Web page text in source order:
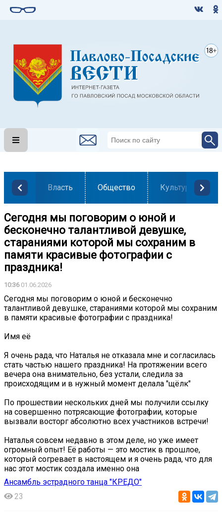
Власть Общество Культура
Сегодня мы поговорим о юной и
бесконечно талантливой девушке,
стараниями которой мы сохраним в
памяти красивые фотографии с
праздника!
10:3601.06.2026
Сегодня мы поговорим о юной и бесконечно
талантливой девушке, стараниями которой мы сохраним
в памяти красивые фотографии с праздника!
️Имя её
Я очень рада, что Наталья не отказала мне и согласилась
стать частью нашего праздника! На протяжении всего
вечера она внимательно, без устали, следила за
происходящим и в нужный момент делала "щëлк"
По прошествии нескольких дней мы получили ссылку
на совершенно потрясающие фотографии, которые
вызвали восторг абсолютно всех участников встречи!
Наталья совсем недавно в этом деле, но уже имеет
огромный опыт! Её работы — это мостик в прошлое,
который согревает в настоящем и я очень рада, что для
нас этот мостик создала именно она
Ансамбль эстрадного танца "КРЕДО"
23